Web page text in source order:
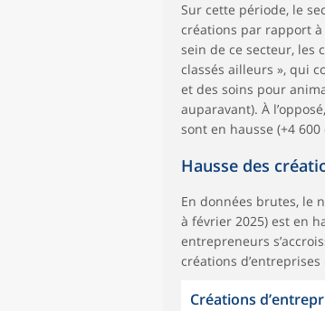
Sur cette période, le
créations par rapport
sein de ce secteur, les
classés ailleurs », qui
et des soins pour
auparavant). À
sont en hausse (+4
Hausse des
En données brutes, le
à février 2025) est en
entrepreneurs
créations
Créations